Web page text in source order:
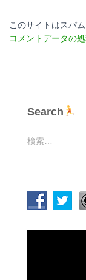
このサイトはスパ
コメントデータの
Search
検
索
検索…